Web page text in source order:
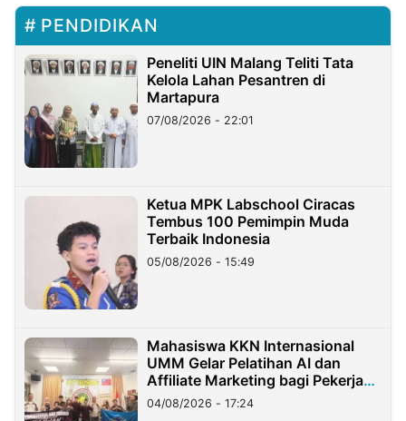
PENDIDIKAN
Peneliti UIN Malang Teliti Tata
Kelola Lahan Pesantren di
Martapura
07/08/2026 - 22:01
Ketua MPK Labschool Ciracas
Tembus 100 Pemimpin Muda
Terbaik Indonesia
05/08/2026 - 15:49
Mahasiswa KKN Internasional
UMM Gelar Pelatihan AI dan
Affiliate Marketing bagi Pekerja
Migran Indonesia di Taiwan
04/08/2026 - 17:24